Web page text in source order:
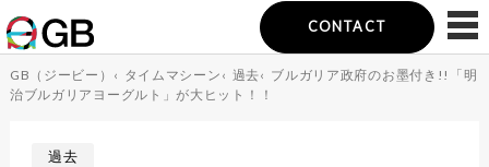
CONTACT
GB（ジービー） ‹ タイムマシーン ‹ 過去‹ ブルガリア政府のお墨付き!!「明
治ブルガリアヨーグルト」が大ヒット！！
過去